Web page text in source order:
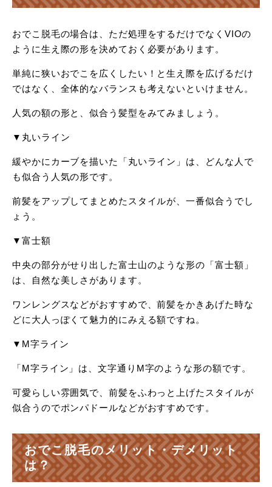
おでこ脱毛の場合は、ただ処理をするだけでなくVIOの
ように生え際の形を決めておく必要があります。
単純に狭いおでこを広くしたい！と生え際を広げるだけ
ではなく、全体的なバランスも考えないといけません。
人気の額の形と、似合う髪型をみてみましょう。
▼丸いライン
緩やかにカーブを描いた「丸いライン」は、どんな人で
も似合う人気の形です。
前髪をアップしてまとめたスタイルが、一番似合うでし
ょう。
▼富士額
中央の部分がせり出した富士山のような形の「富士額」
は、自然な美しさがあります。
ワンレングスなどがおすすめで、前髪をかきあげた時な
どに大人っぽくて魅力的にみえる額ですね。
▼M字ライン
「M字ライン」は、文字通りM字のような形の額です。
可愛らしい雰囲気で、前髪をふわっと上げたスタイルが
似合うのでポンパドールなどがおすすめです。
おでこ脱毛のメリット・デメリット
は？